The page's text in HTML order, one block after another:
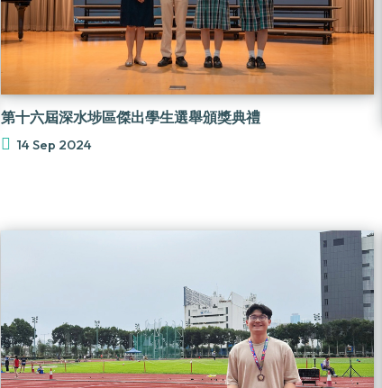
第十六屆深水埗區傑出學生選舉頒獎典禮
14 Sep 2024